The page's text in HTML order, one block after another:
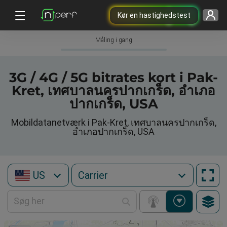
Kør en hastighedstest
Måling i gang
3G / 4G / 5G bitrates kort i Pak-
Kret, เทศบาลนครปากเกร็ด, อำเภอ
ปากเกร็ด, USA
Mobildatanetværk i Pak-Kret, เทศบาลนครปากเกร็ด,
อำเภอปากเกร็ด, USA
US